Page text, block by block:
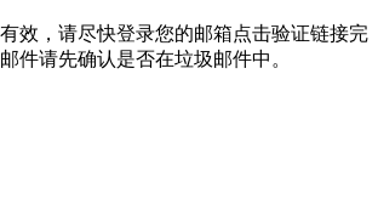
效，请尽快登录您的邮箱点击验证链接完
件请先确认是否在垃圾邮件中。